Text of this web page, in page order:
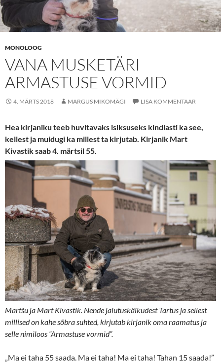
MONOLOOG
VANA MUSKETÄRI
ARMASTUSE VORMID
4. MÄRTS 2018 MARGUS MIKOMÄGI LISA KOMMENTAAR
Hea kirjaniku teeb huvitavaks isiksuseks kindlasti ka see,
kellest ja muidugi ka millest ta kirjutab. Kirjanik Mart
Kivastik saab 4. märtsil 55.
Martšu ja Mart Kivastik. Nende jalutuskäikudest Tartus ja sellest
millised on kahe sõbra suhted, kirjutab kirjanik oma raamatus ja
selle nimiloos “Armastuse vormid”.
„Ma ei taha 55 saada. Ma ei taha! Ma ei taha! Tahan 15 saada!”